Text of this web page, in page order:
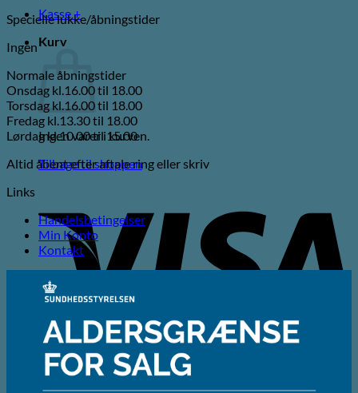
Kasse +
Kurv
Ingen varer i kurven.
Tilbage til shoppen
Specielle lukke/åbningstider
Ingen
Normale åbningstider
Onsdag kl.16.00 til 18.00
Torsdag kl.16.00 til 18.00
Fredag kl.13.30 til 18.00
Lørdag kl.10.00 til 15.00
Altid åbent efter aftale ring eller skriv
Links
Handelsbetingelser
Min Konto
Kontakt